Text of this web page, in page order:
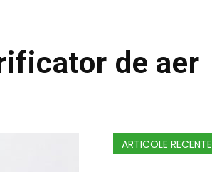
de aer
ARTICOLE RECENTE